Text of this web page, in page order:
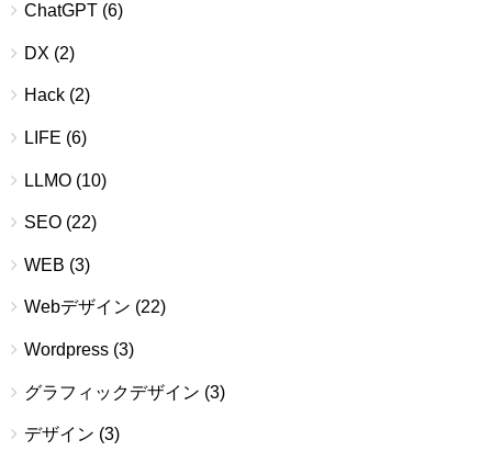
ChatGPT (6)
DX (2)
Hack (2)
LIFE (6)
LLMO (10)
SEO (22)
WEB (3)
Webデザイン (22)
Wordpress (3)
グラフィックデザイン (3)
デザイン (3)